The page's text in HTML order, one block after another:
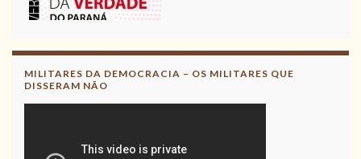
MILITARES DA DEMOCRACIA – OS MILITARES QUE
DISSERAM NÃO